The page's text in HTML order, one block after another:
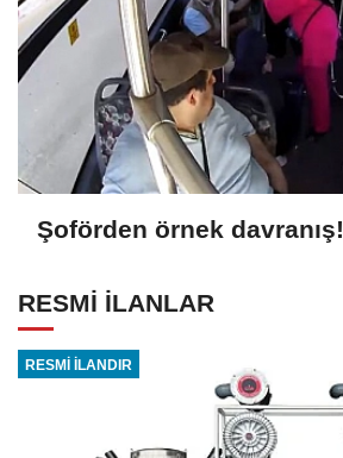
Şoförden örnek davranış!
RESMİ İLANLAR
RESMİ İLANDIR